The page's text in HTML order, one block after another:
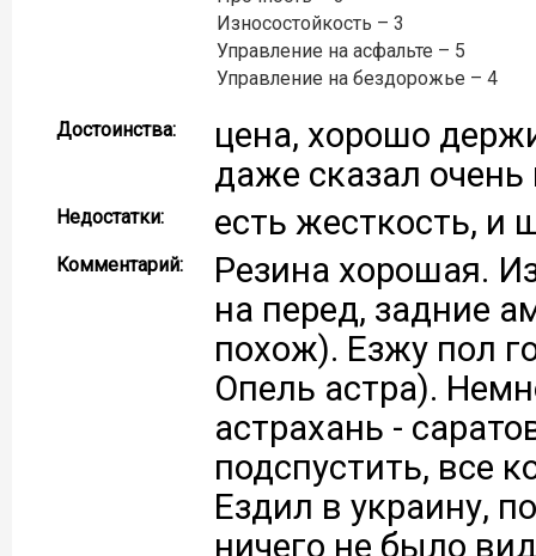
Износостойкость – 3
Управление на асфальте – 5
Управление на бездорожье – 4
Достоинства:
цена, хорошо
даже сказал
Недостатки: есть жесткость, и
Комментарий:
Резина хорошая.
на перед, задние
похож). Езжу пол
Опель астра).
астрахань -
подспустить, все
Ездил в украину,
ничего не было